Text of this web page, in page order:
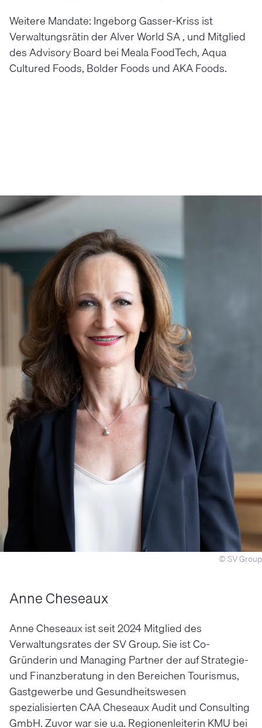
Weitere Mandate: Ingeborg Gasser-Kriss ist
Verwaltungsrätin der Alver World SA , und Mitglied
des Advisory Board bei Meala FoodTech, Aqua
Cultured Foods, Bolder Foods und AKA Foods.
© SV Group
Anne Cheseaux
Anne Cheseaux ist seit 2024 Mitglied des
Verwaltungsrates der SV Group. Sie ist Co-
Gründerin und Managing Partner der auf Strategie-
und Finanzberatung in den Bereichen Tourismus,
Gastgewerbe und Gesundheitswesen
spezialisierten CAA Cheseaux Audit und Consulting
GmbH. Zuvor war sie u.a. Regionenleiterin KMU bei